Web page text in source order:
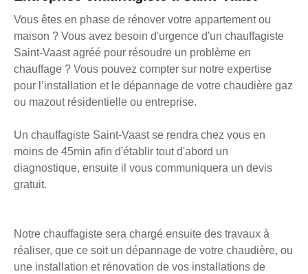
Vous êtes en phase de rénover votre appartement ou
maison ? Vous avez besoin d'urgence d'un chauffagiste
Saint-Vaast agréé pour résoudre un problème en
chauffage ? Vous pouvez compter sur notre expertise
pour l’installation et le dépannage de votre chaudière gaz
ou mazout résidentielle ou entreprise.
Un chauffagiste Saint-Vaast se rendra chez vous en
moins de 45min afin d'établir tout d'abord un
diagnostique, ensuite il vous communiquera un devis
gratuit.
Notre chauffagiste sera chargé ensuite des travaux à
réaliser, que ce soit un dépannage de votre chaudière, ou
une installation et rénovation de vos installations de